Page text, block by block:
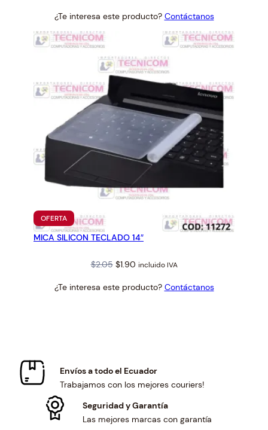
was:
is:
$17.00.
¿Te interesa este producto? Contáctanos
OFERTAPRODUCTO
EN
OFERTA
MICA SILICON TECLADO 14″
$2.05 Original
was:
$1.90Current
is:
incluido IVA
¿Te interesa este producto? Contáctanos
Envíos a todo el Ecuador
Trabajamos con los mejores couriers!
Seguridad y Garantía
Las mejores marcas con garantía